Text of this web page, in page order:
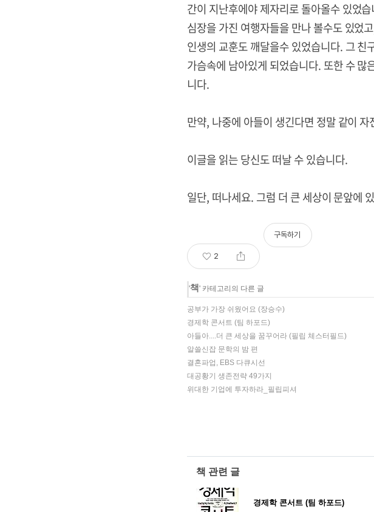
간이 지난후에야 제자리로 돌아올수 있었
심장을 가진 여행자들을 만나 볼수도 있었
인생의 교훈도 깨달을수 있었습니다. 그
가슴속에 남아있게 되었습니다. 또한 수
니다.
만약, 나중에 아들이 생긴다면 정말 같이
이글을 읽는 당신도 떠날 수 있습니다.
일단, 떠나세요. 그럼 더 큰 세상이 문앞에
2
구독하기
'책 ' 카테고리의 다른 글
공부가 가장 쉬웠어요 (장승수)
경제학 콘서트 (팀 하포드)
아들아....더 큰 세상을 꿈꾸어라 (필립 체스터필드)
알쓸신잡 문학의 밤 편
결혼파업, EBS 다큐시선
대공황기 생존전략 49가지
위대한 기업에 투자하라_필립피셔
책 관련 글
경제학 콘서트 (팀 하포드)